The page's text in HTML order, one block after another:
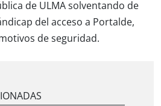
de ULMA solventando de
del acceso a Portalde,
de seguridad.